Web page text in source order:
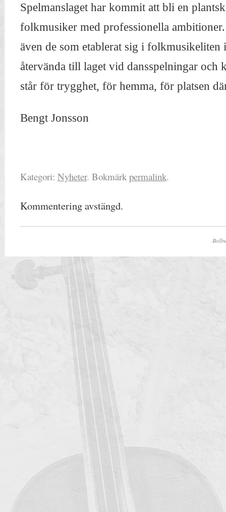
Spelmanslaget har kommit att bli en
folkmusiker med professionella
även de som etablerat sig i folkmusikeliten
återvända till laget vid dansspelningar och
står för trygghet, för hemma, för platsen
Bengt Jonsson
Kategori: Nyheter. Bokmärkpermalink.
Kommentering avstängd.